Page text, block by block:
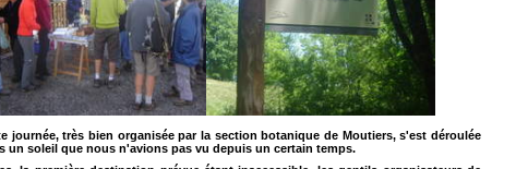
journée, très bien organisée par la section botanique de Moutiers, s'est déroulée
un soleil que nous n'avions pas vu depuis un certain temps.